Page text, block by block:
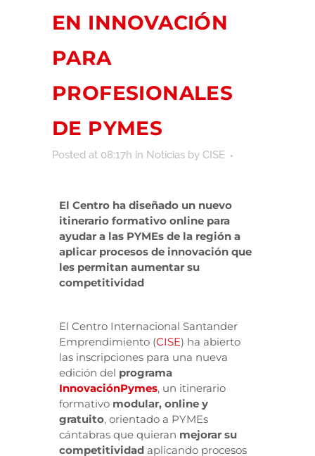
EN INNOVACIÓN
PARA
PROFESIONALES
DE PYMES
Posted at 08:17h in Noticias by CISE
El Centro ha diseñado un nuevo
itinerario formativo online para
ayudar a las PYMEs de la región a
aplicar procesos de innovación que
les permitan aumentar su
competitividad
El Centro Internacional Santander
Emprendimiento (CISE) ha abierto
las inscripciones para una nueva
edición del programa
InnovaciónPymes, un itinerario
formativo modular, online y
gratuito, orientado a PYMEs
cántabras que quieran mejorar su
competitividad aplicando procesos